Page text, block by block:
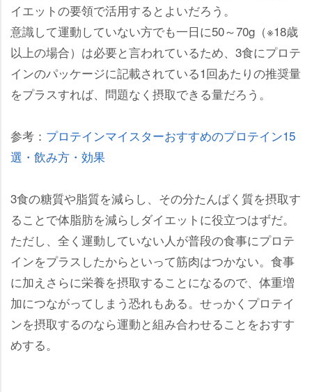
イエットの要領で活用するとよいだろう。
意識して運動していない方でも一日に50～70g（※18歳
以上の場合）は必要と言われているため、3食にプロテ
インのパッケージに記載されている1回あたりの推奨量
をプラスすれば、問題なく摂取できる量だろう。
参考： プロテインマイスターおすすめのプロテイン15
選・飲み方・効果
3食の糖質や脂質を減らし、その分たんぱく質を摂取す
ることで体脂肪を減らしダイエットに役立つはずだ。
ただし、全く運動していない人が普段の食事にプロテ
インをプラスしたからといって筋肉はつかない。食事
に加えさらに栄養を摂取することになるので、体重増
加につながってしまう恐れもある。せっかくプロテイ
ンを摂取するのなら運動と組み合わせることをおすす
めする。